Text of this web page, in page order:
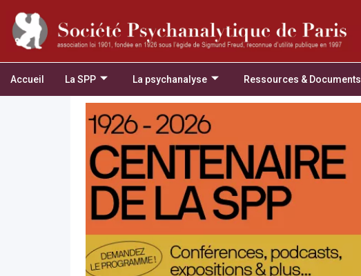
Accueil La SPP La psychanalyse Ressources & Documents